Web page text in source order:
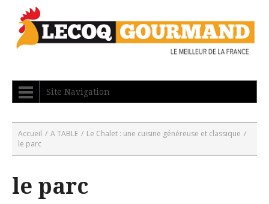
Site Navigation
Accueil / A TABLE / Le Chalet : une cuisine généreuse et classique /
le parc
le parc